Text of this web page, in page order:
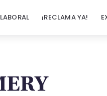
¡RECLAMA YA!